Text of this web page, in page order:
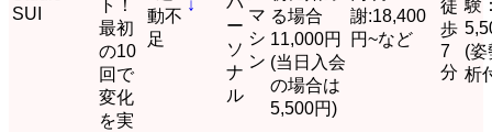
SUI
ト！
最初
の10
回で
変化
を実
動不
足
↓
ー
ソ
ナ
ル
マ
シ
ン
る場合
11,000円
(当日入会
の場合は
5,500円)
謝:18,400
円~など
徒
歩
7
分
験
(姿
析